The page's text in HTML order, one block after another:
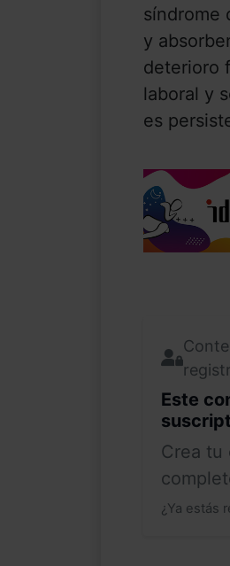
síndrome
y
deterioro
laboral y
es
Este
Crea tu
¿Ya estás